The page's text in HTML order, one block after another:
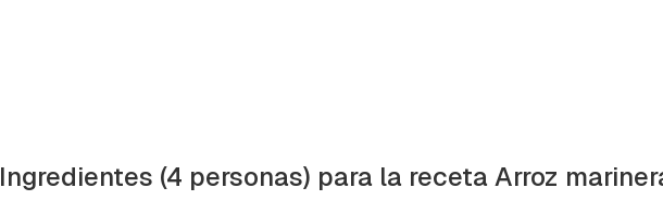
Ingredientes (4 personas) para la receta Arroz